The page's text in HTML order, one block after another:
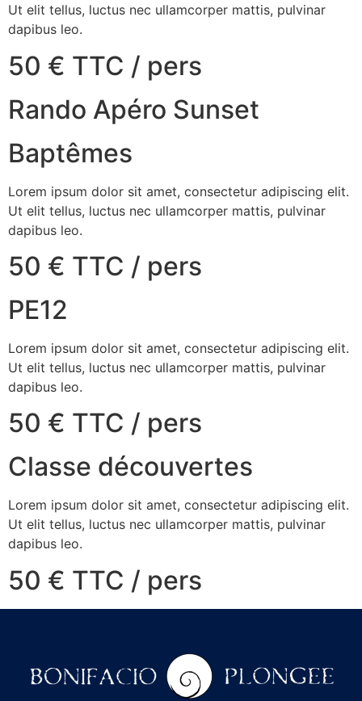
Ut elit tellus, luctus nec ullamcorper mattis, pulvinar
dapibus leo.
50 € TTC / pers
Rando Apéro Sunset
Baptêmes
Lorem ipsum dolor sit amet, consectetur adipiscing elit.
Ut elit tellus, luctus nec ullamcorper mattis, pulvinar
dapibus leo.
50 € TTC / pers
PE12
Lorem ipsum dolor sit amet, consectetur adipiscing elit.
Ut elit tellus, luctus nec ullamcorper mattis, pulvinar
dapibus leo.
50 € TTC / pers
Classe découvertes
Lorem ipsum dolor sit amet, consectetur adipiscing elit.
Ut elit tellus, luctus nec ullamcorper mattis, pulvinar
dapibus leo.
50 € TTC / pers